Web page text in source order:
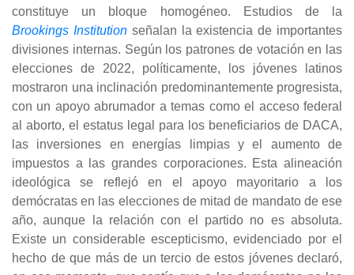
constituye un bloque homogéneo. Estudios de la
Brookings Institutionseñalan la existencia de importantes
divisiones internas. Según los patrones de votación en las
elecciones de 2022, políticamente, los jóvenes latinos
mostraron una inclinación predominantemente progresista,
con un apoyo abrumador a temas como el acceso federal
al aborto, el estatus legal para los beneficiarios de DACA,
las inversiones en energías limpias y el aumento de
impuestos a las grandes corporaciones. Esta alineación
ideológica se reflejó en el apoyo mayoritario a los
demócratas en las elecciones de mitad de mandato de ese
año, aunque la relación con el partido no es absoluta.
Existe un considerable escepticismo, evidenciado por el
hecho de que más de un tercio de estos jóvenes declaró,